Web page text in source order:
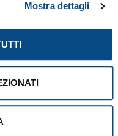
Mostra dettagli